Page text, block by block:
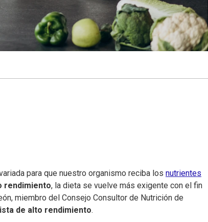
para que nuestro organismo reciba los nutrientes
rendimiento, la dieta se vuelve más exigente con el fin
miembro del Consejo Consultor de Nutrición de
de alto rendimiento.